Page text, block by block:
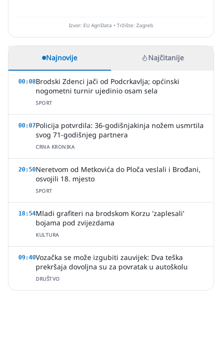
Izvor: EU AgriData • Tržište: Zagreb
Najnovije Najčitanije
00:08Brodski Zdenci jači od Podcrkavlja; općinski
nogometni turnir ujedinio osam sela
SPORT
00:07Policija potvrdila: 36-godišnjakinja nožem usmrtila
svog 71-godišnjeg partnera
CRNA KRONIKA
20:50Neretvom od Metkovića do Ploča veslali i Brođani,
osvojili 18. mjesto
SPORT
18:54Mladi grafiteri na brodskom Korzu 'zaplesali'
bojama pod zvijezdama
KULTURA
09:40Vozačka se može izgubiti zauvijek: Dva teška
prekršaja dovoljna su za povratak u autoškolu
DRUŠTVO